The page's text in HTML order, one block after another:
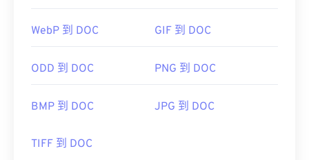
WebP 到 DOC GIF 到 DOC
ODD 到 DOC PNG 到 DOC
BMP 到 DOC JPG 到 DOC
TIFF 到 DOC